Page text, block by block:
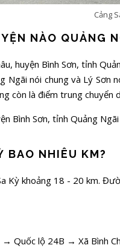
Cảng
NÀO QUẢNG
huyện Bình Sơn, tỉnh
Ngãi nói chung và Lý
còn là điểm trung
Bình Sơn, tỉnh Quảng Ngãi
BAO NHIÊU KM?
Kỳ khoảng 18 - 20 km.
Quốc lộ 24B → Xã Bình